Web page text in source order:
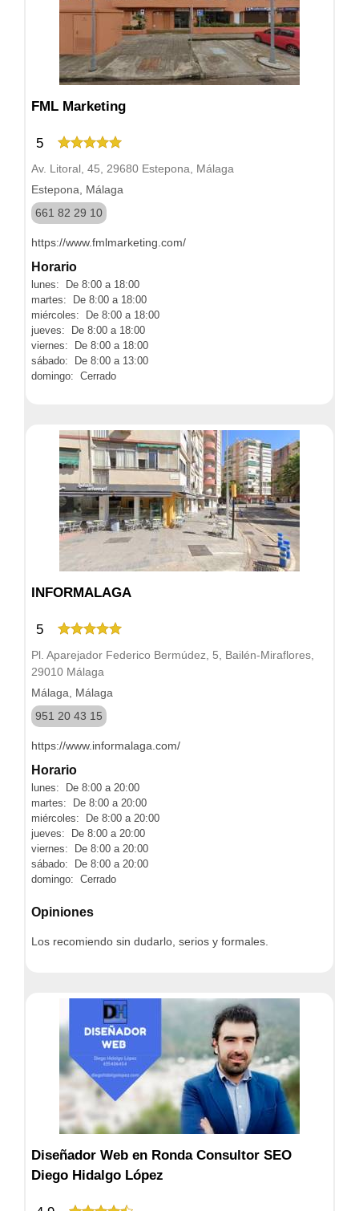
FML Marketing
5
Av. Litoral, 45, 29680 Estepona, Málaga
Estepona, Málaga
661 82 29 10
https://www.fmlmarketing.com/
Horario
lunes: De 8:00 a 18:00
martes: De 8:00 a 18:00
miércoles: De 8:00 a 18:00
jueves: De 8:00 a 18:00
viernes: De 8:00 a 18:00
sábado: De 8:00 a 13:00
domingo: Cerrado
INFORMALAGA
5
Pl. Aparejador Federico Bermúdez, 5, Bailén-Miraflores,
29010 Málaga
Málaga, Málaga
951 20 43 15
https://www.informalaga.com/
Horario
lunes: De 8:00 a 20:00
martes: De 8:00 a 20:00
miércoles: De 8:00 a 20:00
jueves: De 8:00 a 20:00
viernes: De 8:00 a 20:00
sábado: De 8:00 a 20:00
domingo: Cerrado
Opiniones
Los recomiendo sin dudarlo, serios y formales.
Diseñador Web en Ronda Consultor SEO
Diego Hidalgo López